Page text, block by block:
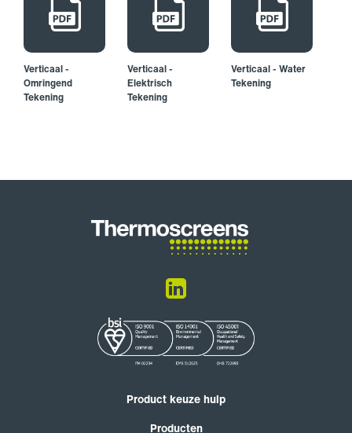
Verticaal -
Omringend
Tekening
Verticaal -
Elektrisch
Tekening
Verticaal - Water
Tekening
Product keuze hulp
Producten